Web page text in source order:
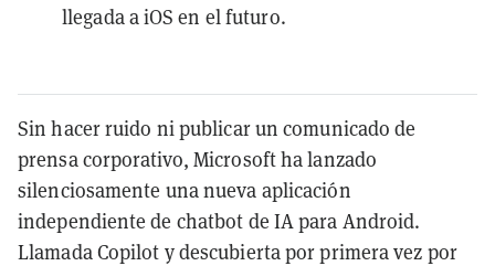
llegada a iOS en el futuro.
Sin hacer ruido ni publicar un comunicado de
prensa corporativo, Microsoft ha lanzado
silenciosamente una nueva aplicación
independiente de chatbot de IA para Android.
Llamada Copilot y descubierta por primera vez por